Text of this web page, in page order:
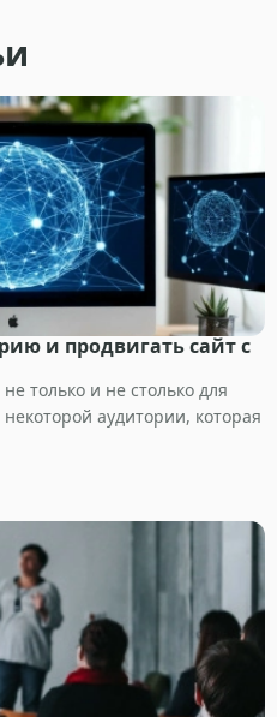
и продвигать сайт с
только и не столько для
некоторой аудитории, которая